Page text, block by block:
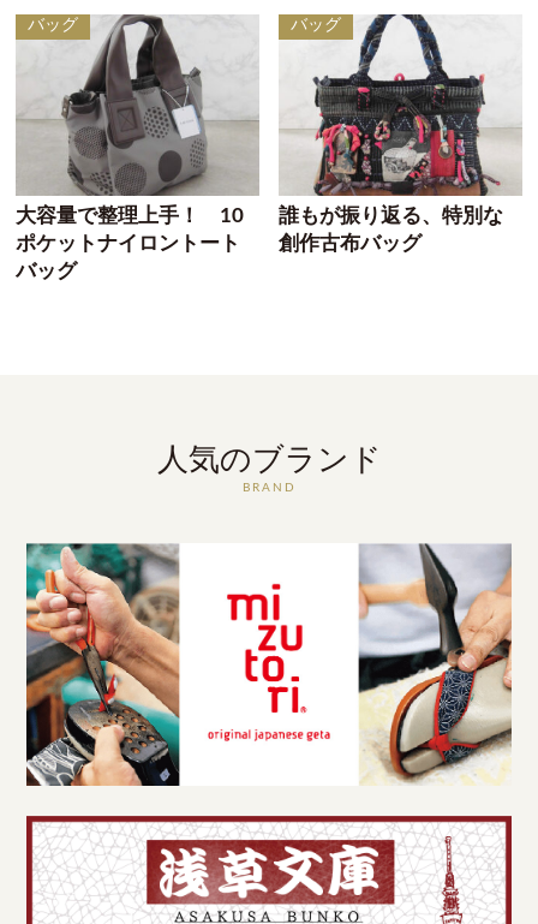
バッグ
大容量で整理上手！ 10
ポケットナイロントート
バッグ
バッグ
誰もが振り返る、特別な
創作古布バッグ
人気のブランド
BRAND